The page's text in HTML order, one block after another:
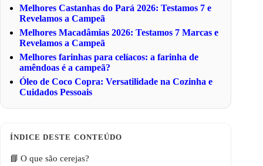
Melhores Castanhas do Pará 2026: Testamos 7 e
Revelamos a Campeã
Melhores Macadâmias 2026: Testamos 7 Marcas e
Revelamos a Campeã
Melhores farinhas para celíacos: a farinha de
amêndoas é a campeã?
Óleo de Coco Copra: Versatilidade na Cozinha e
Cuidados Pessoais
O que são cerejas?